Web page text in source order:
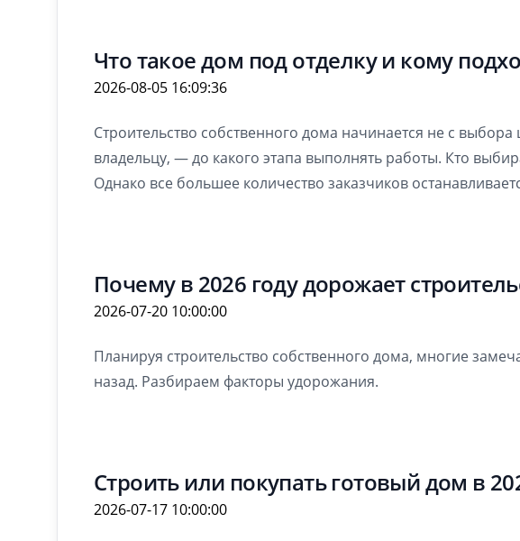
Что такое дом под отделку и кому
2026-08-05 16:09:36
Строительство собственного дома начинается не с
владельцу, — до какого этапа выполнять работы. Кто
Однако все большее количество заказчиков
Почему в 2026 году дорожает
2026-07-20 10:00:00
Планируя строительство собственного дома, многие
назад. Разбираем факторы удорожания.
Строить или покупать готовый дом в
2026-07-17 10:00:00